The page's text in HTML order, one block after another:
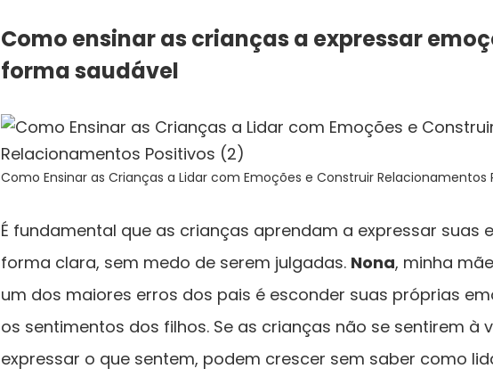
Como ensinar as crianças a expressar
forma saudável
Como Ensinar as Crianças a Lidar com Emoções e Construir Relacionamentos
É fundamental que as crianças aprendam a expressar suas
forma clara, sem medo de serem julgadas. Nona, minha
um dos maiores erros dos pais é esconder suas próprias
os sentimentos dos filhos. Se as crianças não se sentirem à
expressar o que sentem, podem crescer sem saber como